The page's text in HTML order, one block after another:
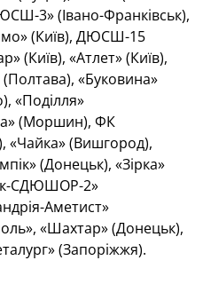
3» (Івано-Франківськ),
(Київ), ДЮСШ-15
(Київ), «Атлет» (Київ),
«Буковина»
«Поділля»
(Моршин), ФК
(Вишгород),
(Донецьк), «Зірка»
СДЮШОР-2»
Аметист»
«Шахтар» (Донецьк),
(Запоріжжя).